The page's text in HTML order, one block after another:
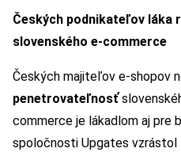
Českých podnikateľov láka
slovenského e-commerce
Českých majiteľov e-shopov
penetrovateľnosť
commerce je lákadlom aj pre
spoločnosti Upgates vzrástol